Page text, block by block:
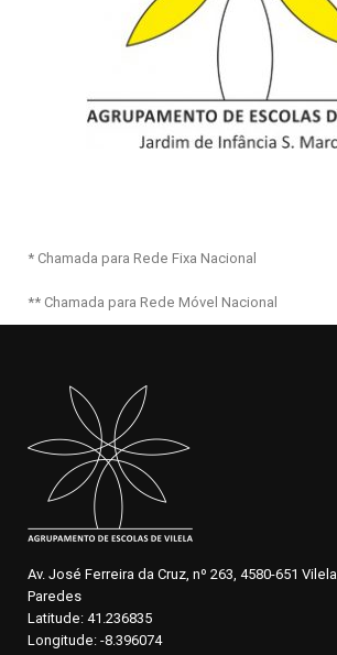
* Chamada para Rede Fixa Nacional
** Chamada para Rede Móvel Nacional
Av. José Ferreira da Cruz, nº 263, 4580-651 Vilela
Paredes
Latitude: 41.236835
Longitude: -8.396074